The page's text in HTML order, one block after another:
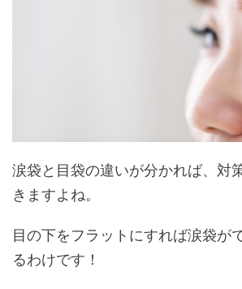
涙袋と目袋の違いが分かれば、対
きますよね。
目の下をフラットにすれば涙袋が
るわけです！